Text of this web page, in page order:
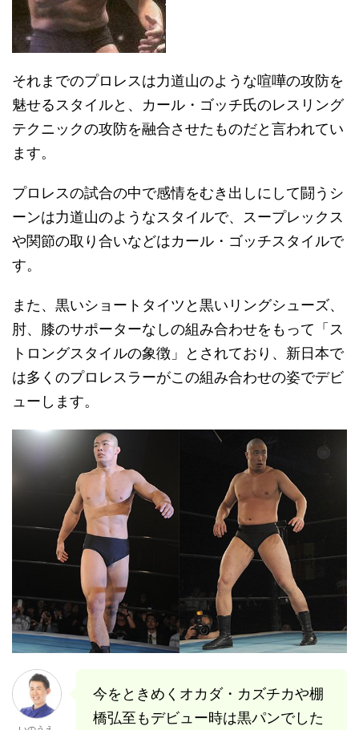
それまでのプロレスは力道山のような喧嘩の攻防を
魅せるスタイルと、カール・ゴッチ氏のレスリング
テクニックの攻防を融合させたものだと言われてい
ます。
プロレスの試合の中で感情をむき出しにして闘うシ
ーンは力道山のようなスタイルで、スープレックス
や関節の取り合いなどはカール・ゴッチスタイルで
す。
また、黒いショートタイツと黒いリングシューズ、
肘、膝のサポーターなしの組み合わせをもって「ス
トロングスタイルの象徴」とされており、新日本で
は多くのプロレスラーがこの組み合わせの姿でデビ
ューします。
今をときめくオカダ・カズチカや棚
橋弘至もデビュー時は黒パンでした